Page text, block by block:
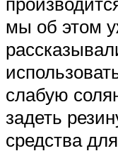
мы об этом
слабую
задеть
средства